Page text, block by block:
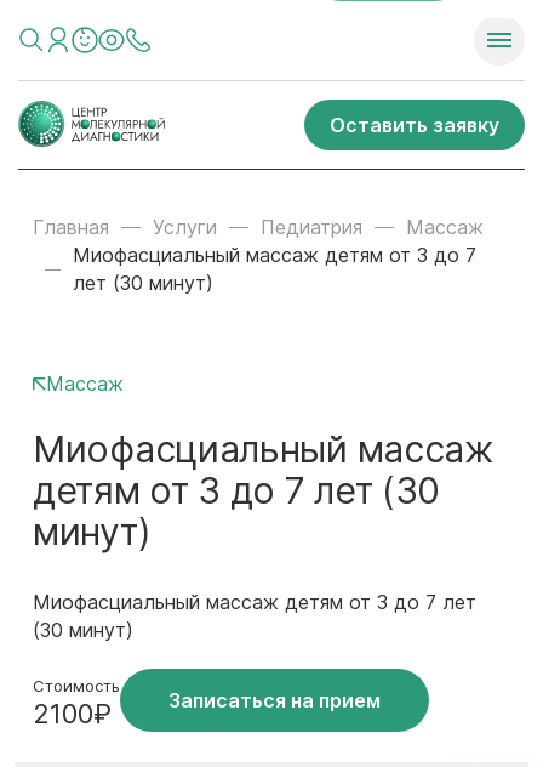
Оставить заявку
Главная Услуги Педиатрия
Массаж
Миофасциальный массаж детям от 3 до 7
лет (30 минут)
Массаж
Миофасциальный массаж
детям от 3 до 7 лет (30
минут)
Миофасциальный массаж детям от 3 до 7 лет
(30 минут)
Стоимость
2100₽ Записаться на прием